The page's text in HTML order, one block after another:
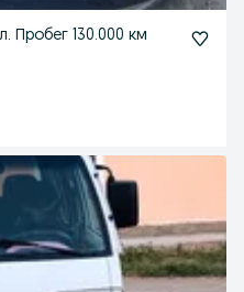
Пробег 130.000 км